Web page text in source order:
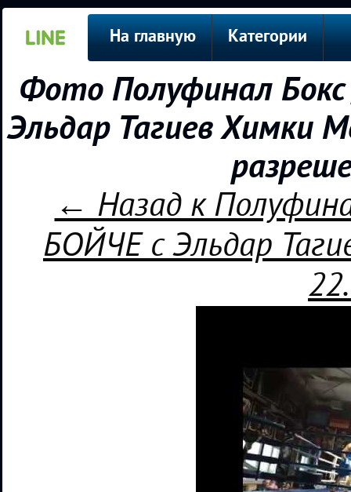
На главную Категории
Фото Полуфинал
Эльдар Тагиев Химки
← Назад к
БОЙЧЕ с Эльдар